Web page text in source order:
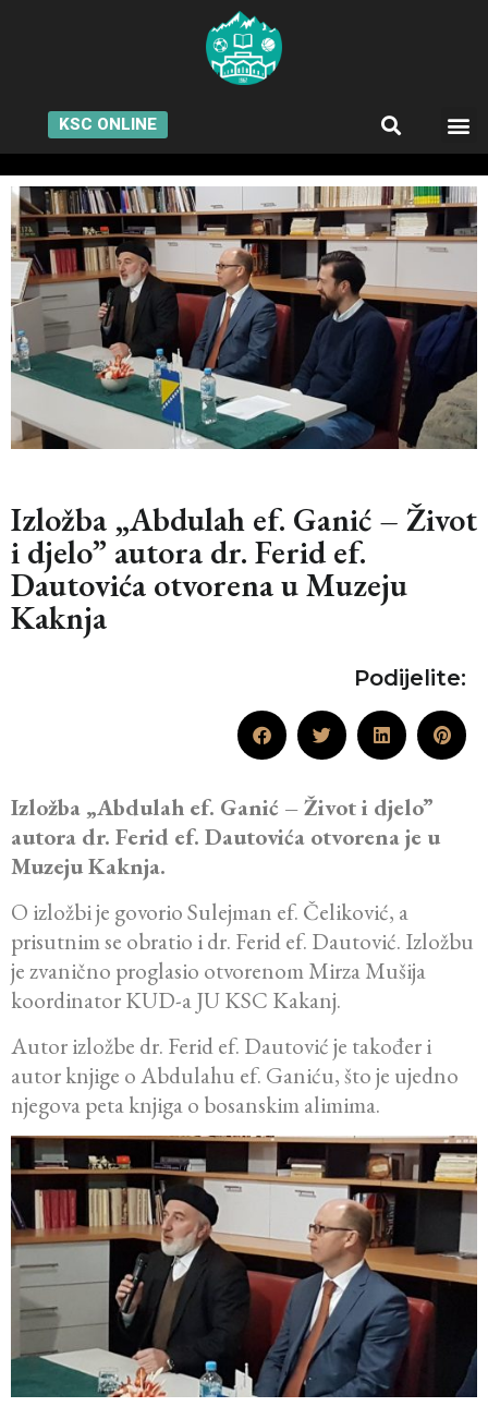
KSC ONLINE
Izložba „Abdulah ef. Ganić – Život
i djelo” autora dr. Ferid ef.
Dautovića otvorena u Muzeju
Kaknja
Podijelite:
Izložba „Abdulah ef. Ganić – Život i djelo”
autora dr. Ferid ef. Dautovića otvorena je u
Muzeju Kaknja.
O izložbi je govorio Sulejman ef. Čeliković, a
prisutnim se obratio i dr. Ferid ef. Dautović. Izložbu
je zvanično proglasio otvorenom Mirza Mušija
koordinator KUD-a JU KSC Kakanj.
Autor izložbe dr. Ferid ef. Dautović je također i
autor knjige o Abdulahu ef. Ganiću, što je ujedno
njegova peta knjiga o bosanskim alimima.